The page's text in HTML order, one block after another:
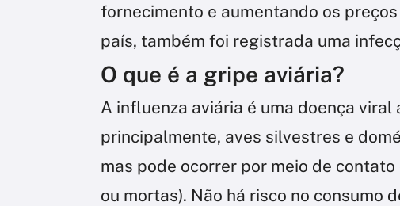
fornecimento e aumentando os
país, também foi registrada uma
O que é a gripe aviária?
A influenza aviária é uma doença
principalmente, aves silvestres e
mas pode ocorrer por meio de
ou mortas). Não há risco no consumo